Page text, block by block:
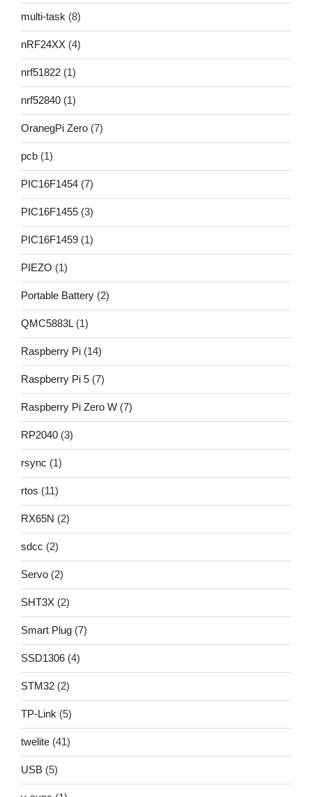
multi-task (8)
nRF24XX (4)
nrf51822 (1)
nrf52840 (1)
OranegPi Zero (7)
pcb (1)
PIC16F1454 (7)
PIC16F1455 (3)
PIC16F1459 (1)
PIEZO (1)
Portable Battery (2)
QMC5883L(1)
Raspberry Pi (14)
Raspberry Pi 5 (7)
Raspberry Pi Zero W (7)
RP2040 (3)
rsync (1)
rtos (11)
RX65N (2)
sdcc (2)
Servo (2)
SHT3X (2)
Smart Plug (7)
SSD1306 (4)
STM32 (2)
TP-Link (5)
twelite (41)
USB (5)